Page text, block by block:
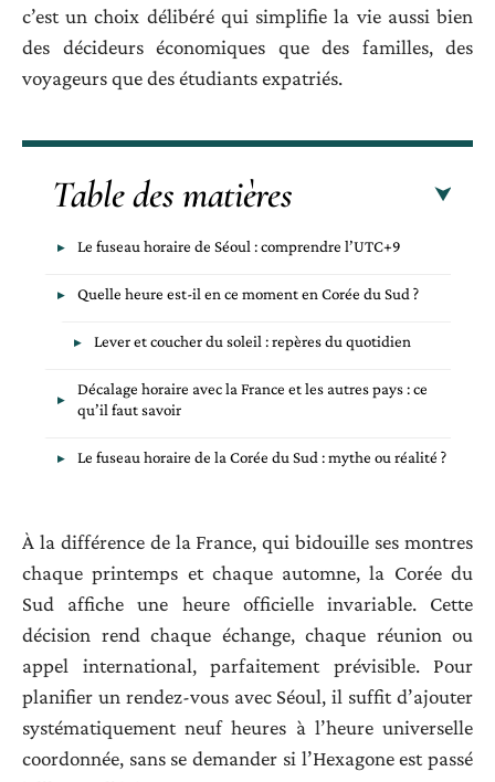
c’est un choix délibéré qui simplifie la vie aussi bien
des décideurs économiques que des familles, des
voyageurs que des étudiants expatriés.
Table des matières
Le fuseau horaire de Séoul : comprendre l’UTC+9
Quelle heure est-il en ce moment en Corée du Sud ?
Lever et coucher du soleil : repères du quotidien
Décalage horaire avec la France et les autres pays : ce
qu’il faut savoir
Le fuseau horaire de la Corée du Sud : mythe ou réalité ?
À la différence de la France, qui bidouille ses montres
chaque printemps et chaque automne, la Corée du
Sud affiche une heure officielle invariable. Cette
décision rend chaque échange, chaque réunion ou
appel international, parfaitement prévisible. Pour
planifier un rendez-vous avec Séoul, il suffit d’ajouter
systématiquement neuf heures à l’heure universelle
coordonnée, sans se demander si l’Hexagone est passé